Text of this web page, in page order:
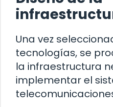
Una vez
tecnologías, se
la infraestructura
implementar el